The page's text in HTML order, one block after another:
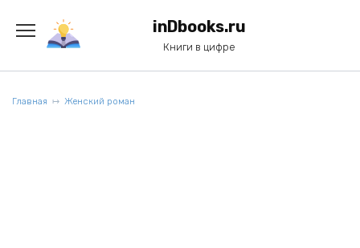
содержанию
inDbooks.ru
Книги в цифре
Главная Женский роман